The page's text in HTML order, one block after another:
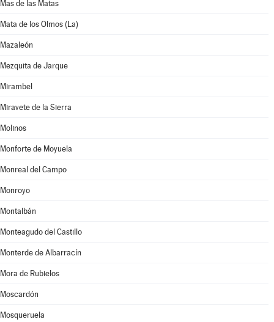
Mas de las Matas
Mata de los Olmos (La)
Mazaleón
Mezquita de Jarque
Mirambel
Miravete de la Sierra
Molinos
Monforte de Moyuela
Monreal del Campo
Monroyo
Montalbán
Monteagudo del Castillo
Monterde de Albarracín
Mora de Rubielos
Moscardón
Mosqueruela